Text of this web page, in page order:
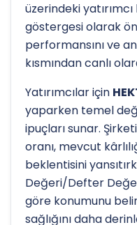
üzerindeki
göstergesi olarak
performansını ve
kısmından canlı
Yatırımcılar için
yaparken temel
ipuçları sunar.
oranı, mevcut
beklentisini
Değeri/Defter
göre konumunu
sağlığını daha